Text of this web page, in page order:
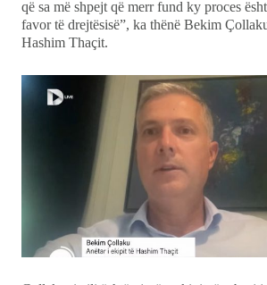
që sa më shpejt që merr fund ky proces
favor të drejtësisë”, ka thënë Bekim
Hashim Thaçit.